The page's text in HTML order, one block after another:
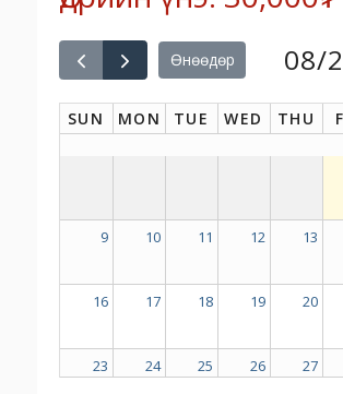
Өнөөдөр 08/
SUN MON TUE WED THU
9 10 11 12 13
16 17 18 19 20
23 24 25 26 27